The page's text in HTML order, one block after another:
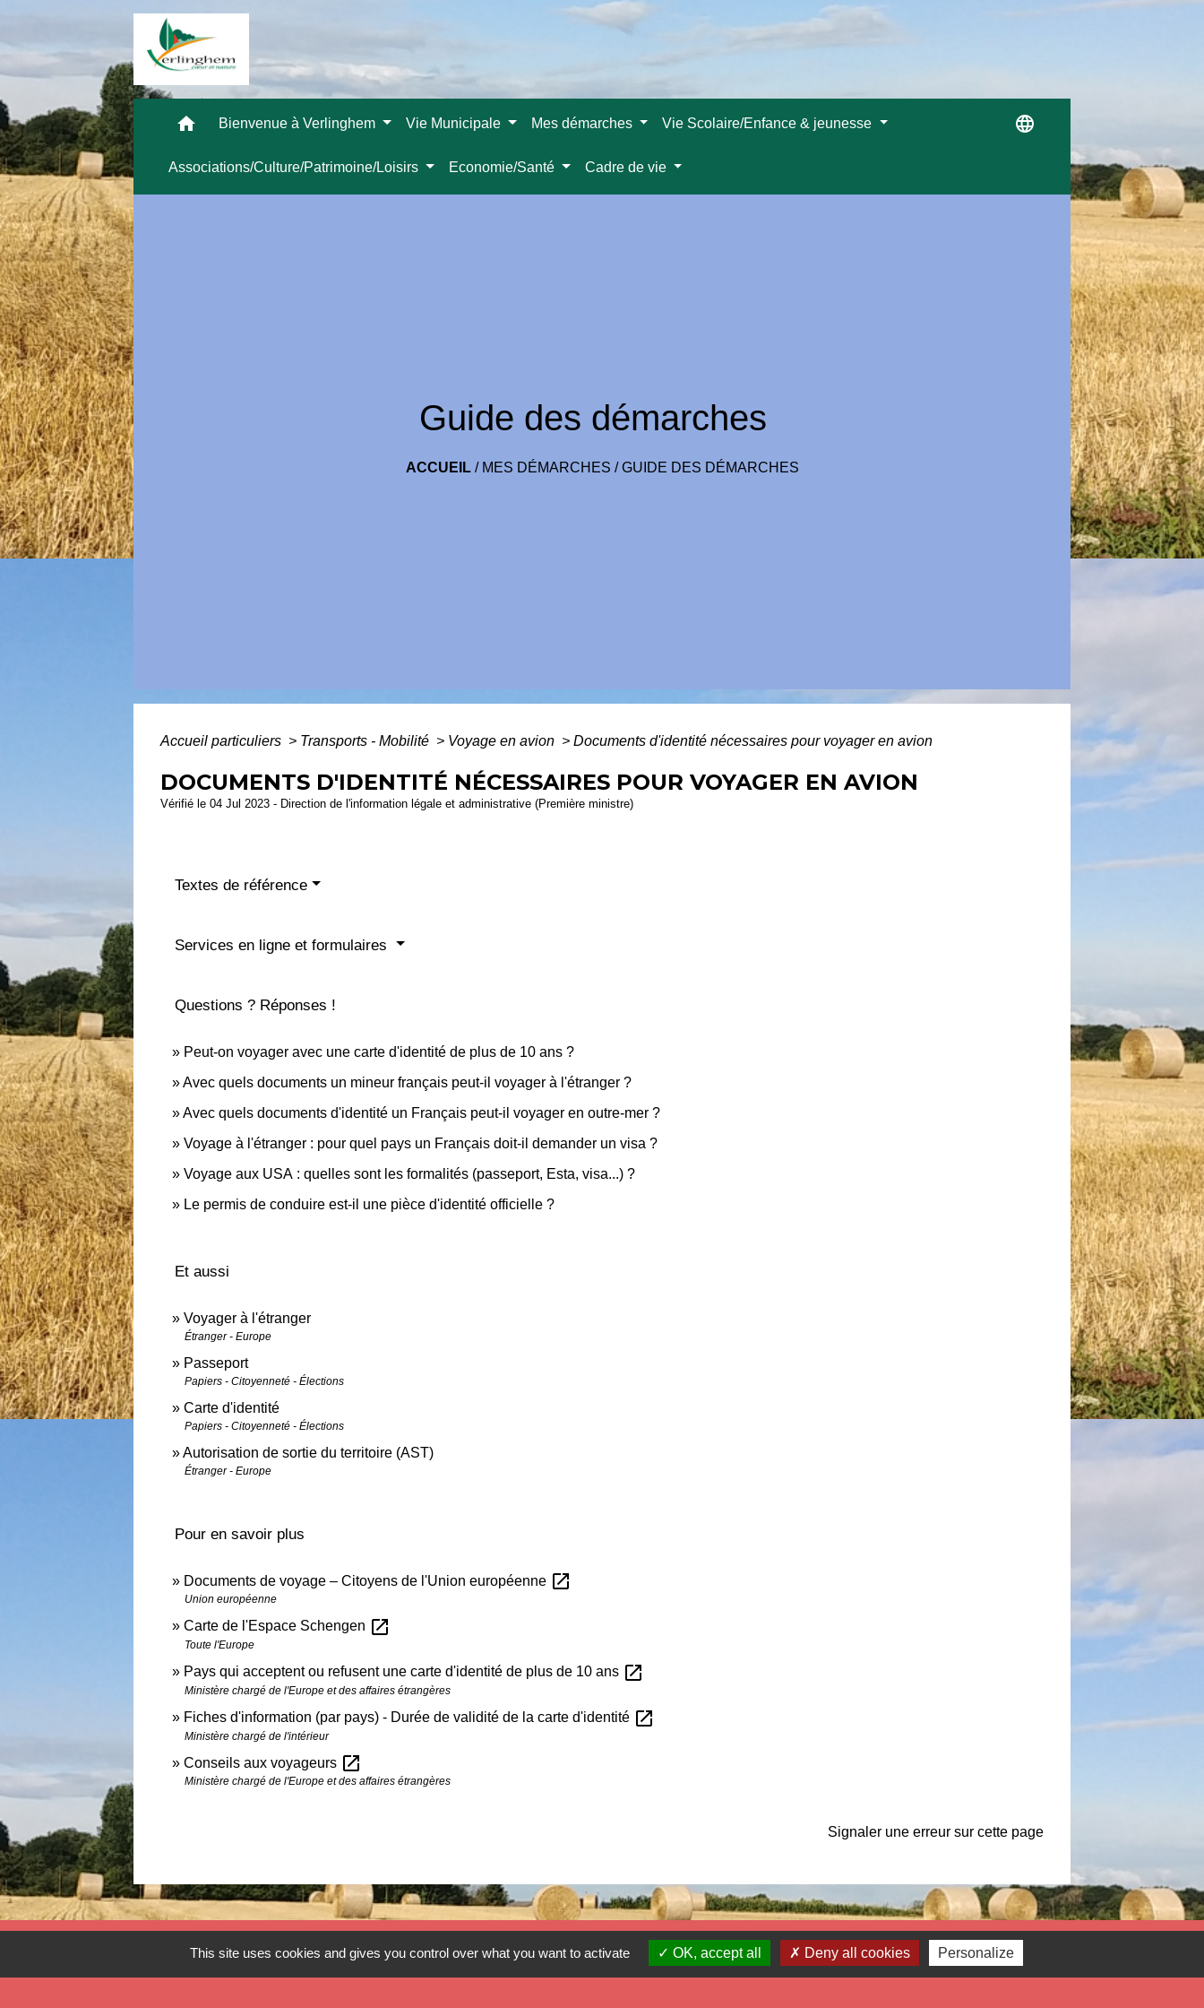
home Bienvenue à Verlinghem Vie Municipale Mes démarches Vie Scolaire/Enfance & jeunesse
Associations/Culture/Patrimoine/Loisirs Economie/Santé Cadre de vie
language
Guide des démarches
ACCUEIL/ MES DÉMARCHES /GUIDE DES DÉMARCHES
Accueil particuliers > Transports - Mobilité > Voyage en avion > Documents d'identité nécessaires pour voyager en avion
DOCUMENTS D'IDENTITÉ NÉCESSAIRES POUR VOYAGER EN AVION
Vérifié le 04 Jul 2023 - Direction de l'information légale et administrative (Première ministre)
Textes de référence
Services en ligne et formulaires
Questions ? Réponses !
Peut-on voyager avec une carte d'identité de plus de 10 ans ?
Avec quels documents un mineur français peut-il voyager à l'étranger ?
Avec quels documents d'identité un Français peut-il voyager en outre-mer ?
Voyage à l'étranger : pour quel pays un Français doit-il demander un visa ?
Voyage aux USA : quelles sont les formalités (passeport, Esta, visa...) ?
Le permis de conduire est-il une pièce d'identité officielle ?
Et aussi
Voyager à l'étranger
Étranger - Europe
Passeport
Papiers - Citoyenneté - Élections
Carte d'identité
Papiers - Citoyenneté - Élections
Autorisation de sortie du territoire (AST)
Étranger - Europe
Pour en savoir plus
Documents de voyage – Citoyens de l'Union européenne open_in_new
Union européenne
Carte de l'Espace Schengen open_in_new
Toute l'Europe
Pays qui acceptent ou refusent une carte d'identité de plus de 10 ans open_in_new
Ministère chargé de l'Europe et des affaires étrangères
Fiches d'information (par pays) - Durée de validité de la carte d'identité open_in_new
Ministère chargé de l'intérieur
Conseils aux voyageurs open_in_new
Ministère chargé de l'Europe et des affaires étrangères
Signaler une erreur sur cette page
Contact Liens
This site uses cookies and gives you control over what you want to activate OK, accept all Deny all cookies Personalize